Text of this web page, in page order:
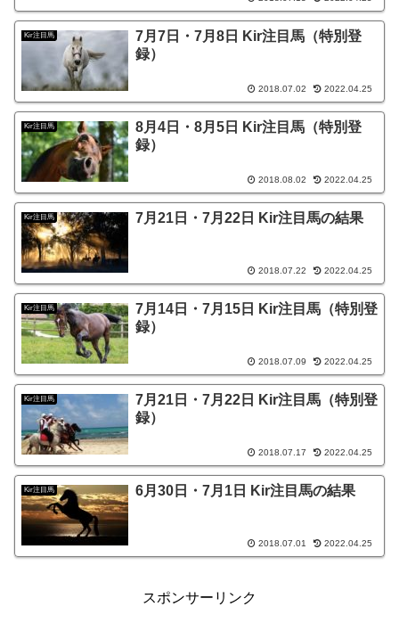
Kir注目馬
7月7日・7月8日 Kir注目馬（特別登
録）
2018.07.02 2022.04.25
Kir注目馬
8月4日・8月5日 Kir注目馬（特別登
録）
2018.08.02 2022.04.25
Kir注目馬 7月21日・7月22日 Kir注目馬の結果
2018.07.22 2022.04.25
Kir注目馬
7月14日・7月15日 Kir注目馬（特別登
録）
2018.07.09 2022.04.25
Kir注目馬
7月21日・7月22日 Kir注目馬（特別登
録）
2018.07.17 2022.04.25
Kir注目馬 6月30日・7月1日 Kir注目馬の結果
2018.07.01 2022.04.25
スポンサーリンク